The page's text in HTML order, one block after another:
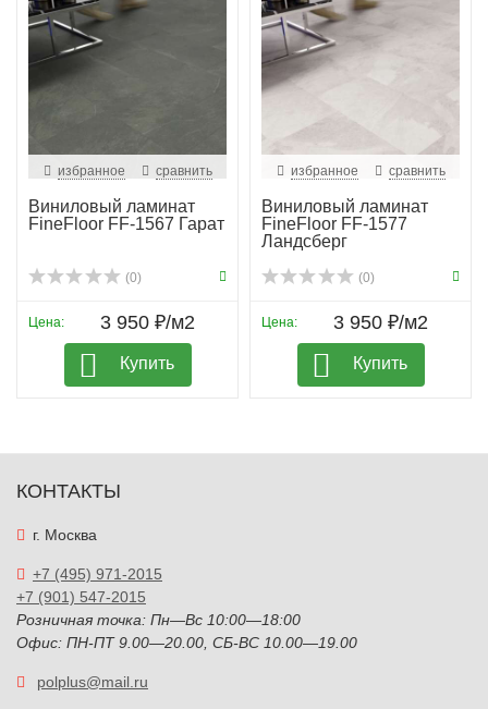
избранное сравнить
Виниловый ламинат
FineFloor FF-1567 Гарат
(0)
Цена: 3 950 ₽/м2
Купить
избранное сравнить
Виниловый ламинат
FineFloor FF-1577
Ландсберг
(0)
Цена: 3 950 ₽/м2
Купить
КОНТАКТЫ
г. Москва
+7 (495) 971-2015
+7 (901) 547-2015
Розничная точка: Пн—Вс 10:00—18:00
Офис: ПН-ПТ 9.00—20.00, СБ-ВС 10.00—19.00
polplus@mail.ru